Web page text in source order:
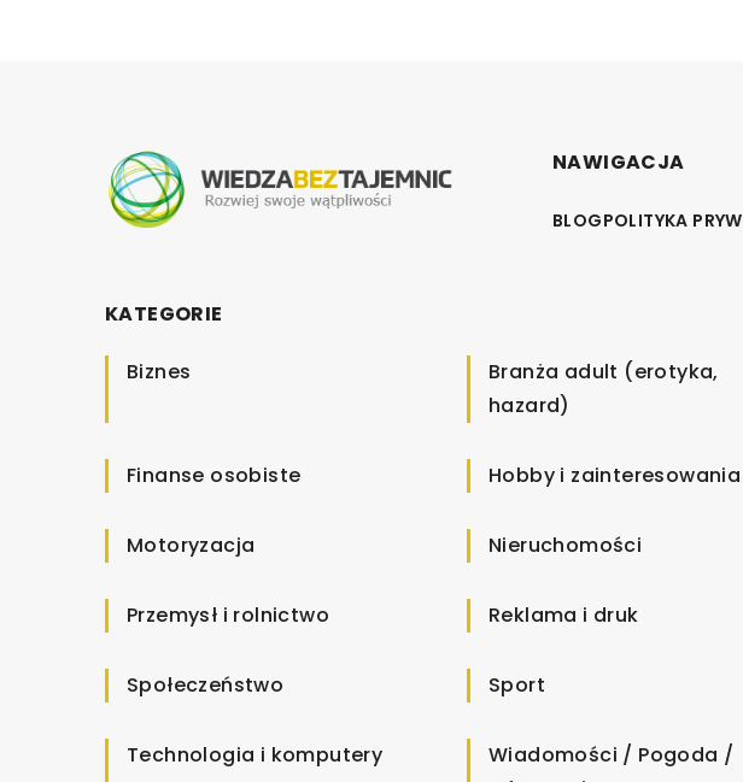
NAWIGACJA
BLOGPOLITYKA
KATEGORIE
Biznes
Branża adult (erotyka,
hazard)
Finanse osobiste Hobby i zainteresowania
Motoryzacja Nieruchomości
Przemysł i rolnictwo Reklama i druk
Społeczeństwo Sport
Technologia i komputery
Wiadomości / Pogoda /